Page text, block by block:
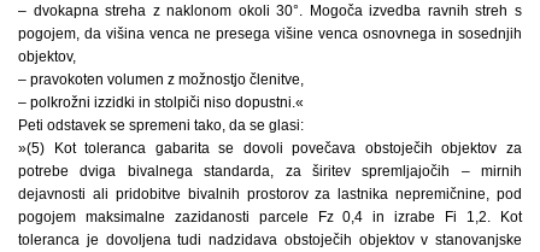
– dvokapna streha z naklonom okoli 30°. Mogoča izvedba ravnih streh s
pogojem, da višina venca ne presega višine venca osnovnega in sosednjih
objektov,
– pravokoten volumen z možnostjo členitve,
– polkrožni izzidki in stolpiči niso dopustni.«
Peti odstavek se spremeni tako, da se glasi:
»(5) Kot toleranca gabarita se dovoli povečava obstoječih objektov za
potrebe dviga bivalnega standarda, za širitev spremljajočih – mirnih
dejavnosti ali pridobitve bivalnih prostorov za lastnika nepremičnine, pod
pogojem maksimalne zazidanosti parcele Fz 0,4 in izrabe Fi 1,2. Kot
toleranca je dovoljena tudi nadzidava obstoječih objektov v stanovanjske